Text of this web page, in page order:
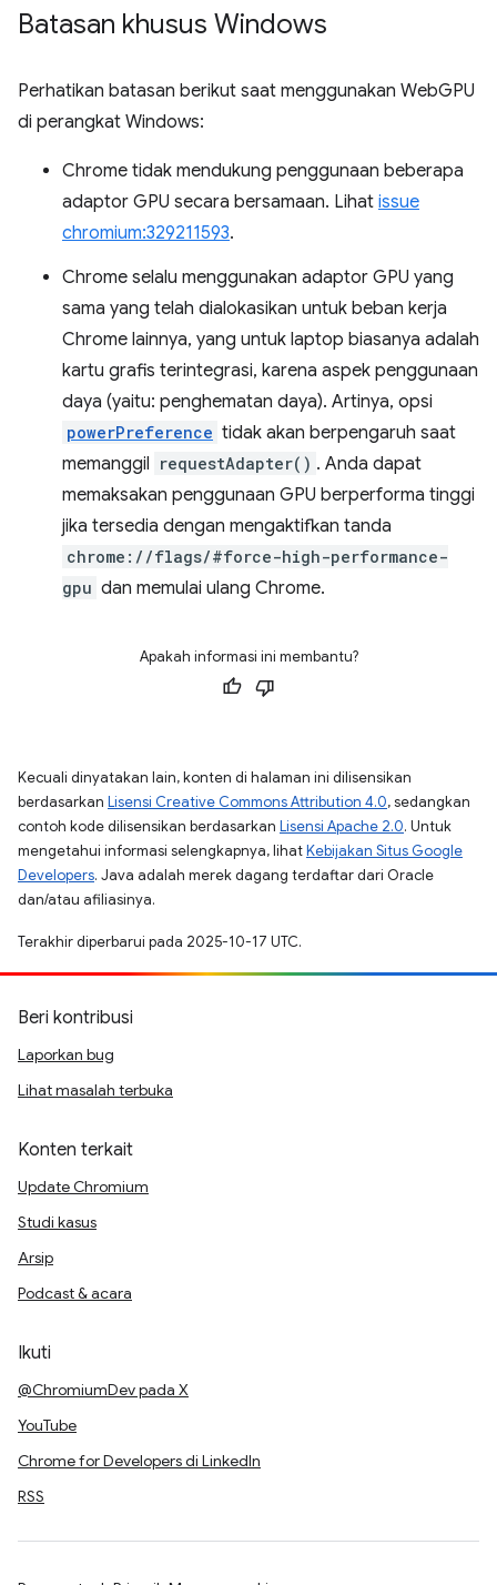
Batasan khusus Windows
Perhatikan batasan berikut saat menggunakan WebGPU
di perangkat Windows:
Chrome tidak mendukung penggunaan beberapa
adaptor GPU secara bersamaan. Lihat issue
chromium:329211593.
Chrome selalu menggunakan adaptor GPU yang
sama yang telah dialokasikan untuk beban kerja
Chrome lainnya, yang untuk laptop biasanya adalah
kartu grafis terintegrasi, karena aspek penggunaan
daya (yaitu: penghematan daya). Artinya, opsi
powerPreference tidak akan berpengaruh saat
memanggil requestAdapter() . Anda dapat
memaksakan penggunaan GPU berperforma tinggi
jika tersedia dengan mengaktifkan tanda
chrome://flags/#force-high-performance-
gpu dan memulai ulang Chrome.
Apakah informasi ini membantu?
Kecuali dinyatakan lain, konten di halaman ini dilisensikan
berdasarkan Lisensi Creative Commons Attribution 4.0, sedangkan
contoh kode dilisensikan berdasarkan Lisensi Apache 2.0. Untuk
mengetahui informasi selengkapnya, lihatKebijakan Situs Google
Developers. Java adalah merek dagang terdaftar dari Oracle
dan/atau afiliasinya.
Terakhir diperbarui pada 2025-10-17 UTC.
Beri kontribusi
Laporkan bug
Lihat masalah terbuka
Konten terkait
Update Chromium
Studi kasus
Arsip
Podcast & acara
Ikuti
@ChromiumDev pada X
YouTube
Chrome for Developers di LinkedIn
RSS